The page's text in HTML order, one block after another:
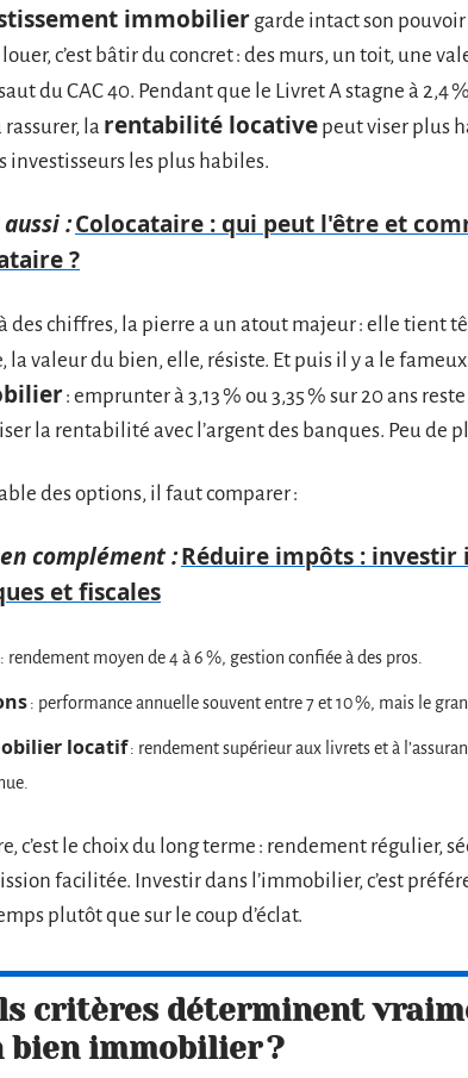
immobilier garde intact son
c’est bâtir du concret : des murs, un toit, une
du CAC 40. Pendant que le Livret A stagne à 2,4
la rentabilité locative peut viser plus
investisseurs les plus habiles.
:Colocataire : qui peut l'être et
?
des chiffres, la pierre a un atout majeur : elle tient
la valeur du bien, elle, résiste. Et puis il y a le
: emprunter à 3,13 % ou 3,35 % sur 20 ans
la rentabilité avec l’argent des banques. Peu de
des options, il faut comparer :
complément :Réduire impôts : investir
et fiscales
: rendement moyen de 4 à 6 %, gestion confiée à des pros.
: performance annuelle souvent entre 7 et 10 %, mais le
locatif: rendement supérieur aux livrets et à
c’est le choix du long terme : rendement régulier,
facilitée. Investir dans l’immobilier, c’est
plutôt que sur le coup d’éclat.
critères déterminent
bien immobilier ?